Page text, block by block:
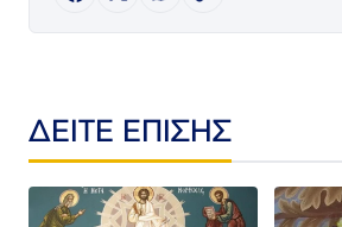
ΔΕΙΤΕ ΕΠΙΣΗΣ